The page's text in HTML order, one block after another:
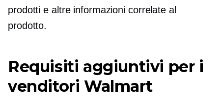
prodotti e altre informazioni correlate al
prodotto.
Requisiti aggiuntivi per i
venditori Walmart